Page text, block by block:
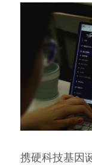
携硬科技基因